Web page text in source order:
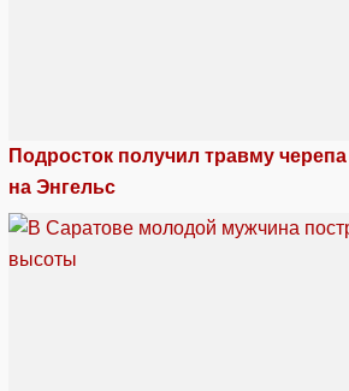
Подросток получил травму
на Энгельс